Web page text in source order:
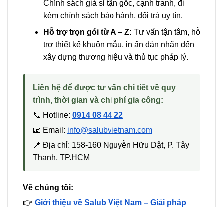
Chính sách giá sỉ tận gốc, cạnh tranh, đi
kèm chính sách bảo hành, đổi trả uy tín.
Hỗ trợ trọn gói từ A – Z: Tư vấn tận tâm, hỗ
trợ thiết kế khuôn mẫu, in ấn dán nhãn đến
xây dựng thương hiệu và thủ tục pháp lý.
Liên hệ để được tư vấn chi tiết về quy
trình, thời gian và chi phí gia công:
📞 Hotline: 0914 08 44 22
📧 Email: info@salubvietnam.com
📍 Địa chỉ: 158-160 Nguyễn Hữu Dật, P. Tây
Thạnh, TP.HCM
Về chúng tôi:
👉 Giới thiệu về Salub Việt Nam – Giải pháp